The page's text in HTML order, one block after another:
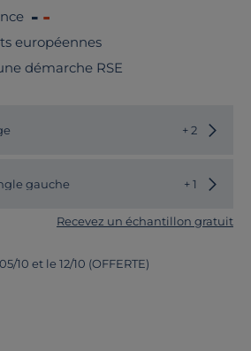
européennes
démarche RSE
+ 2
gauche + 1
Recevez un échantillon gratuit
10 et le 12/10 (OFFERTE)